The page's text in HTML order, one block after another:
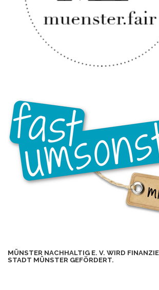
MÜNSTER NACHHALTIG E. V. WIRD
STADT MÜNSTER GEFÖRDERT.